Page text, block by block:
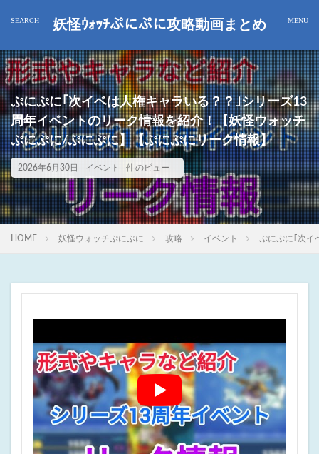
妖怪ｳｫｯﾁぷにぷに攻略動画まとめ
ぷにぷに｢次イベは人権キャラいる？？｣シリーズ13
周年イベントのリーク情報を紹介！【妖怪ウォッチ
ぷにぷに/ぷにぷに】【ぷにぷにリーク情報】
2026年6月30日 イベント 件のビュー
HOME 妖怪ウォッチぷにぷに 攻略 イベント ぷにぷに｢次イ